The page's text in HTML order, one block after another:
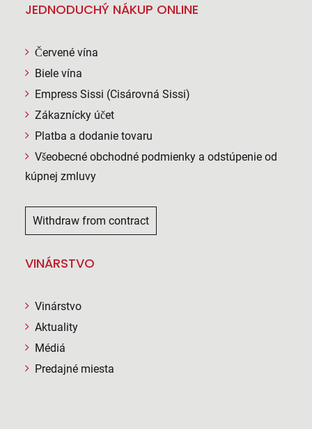
JEDNODUCHÝ NÁKUP ONLINE
Červené vína
Biele vína
Empress Sissi (Cisárovná Sissi)
Zákaznícky účet
Platba a dodanie tovaru
Všeobecné obchodné podmienky a odstúpenie od
kúpnej zmluvy
Withdraw from contract
VINÁRSTVO
Vinárstvo
Aktuality
Médiá
Predajné miesta